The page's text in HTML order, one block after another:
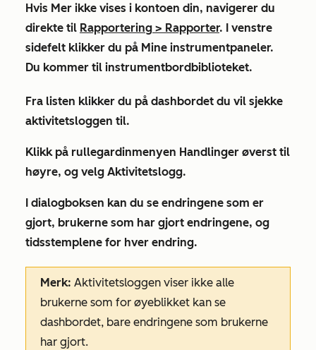
Hvis Mer ikke vises i kontoen din, navigerer du
direkte til Rapportering > Rapporter. I venstre
sidefelt klikker du på Mine instrumentpaneler.
Du kommer til instrumentbordbiblioteket.
Fra listen klikker du på dashbordet du vil sjekke
aktivitetsloggen til.
Klikk på rullegardinmenyen Handlinger øverst til
høyre, og velg Aktivitetslogg.
I dialogboksen kan du se endringene som er
gjort, brukerne som har gjort endringene, og
tidsstemplene for hver endring.
Merk: Aktivitetsloggen viser ikke alle
brukerne som for øyeblikket kan se
dashbordet, bare endringene som brukerne
har gjort.